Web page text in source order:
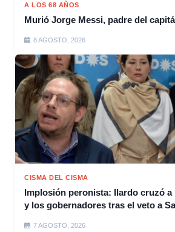
A LOS 68 AÑOS
Murió Jorge Messi, padre del
8 AGOSTO, 2026
CISMA DEL CISMA
Implosión peronista: Ilardo cruzó
y los gobernadores tras el veto a
7 AGOSTO, 2026